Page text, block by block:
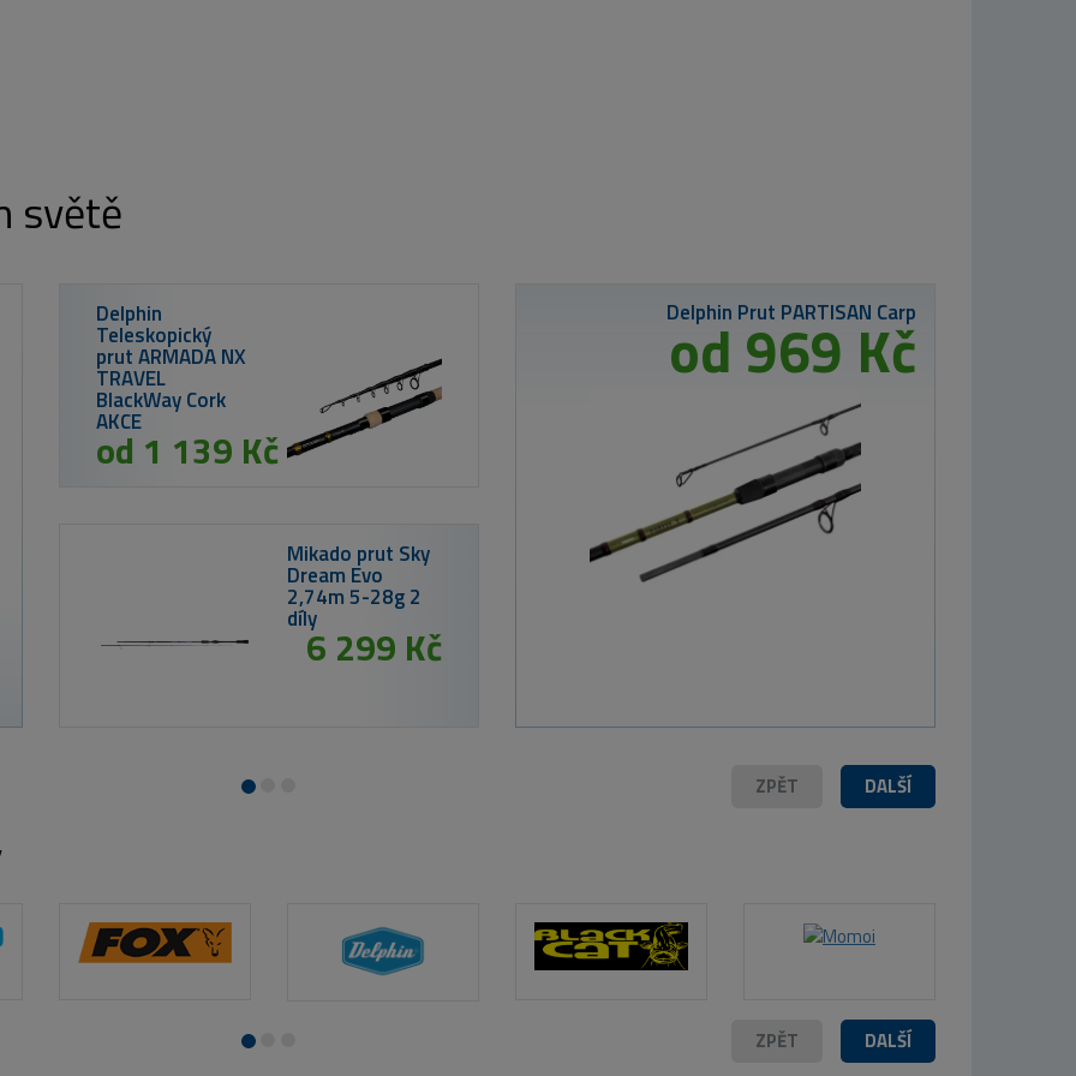
světě
Nikl Plovoucí
boilies Corn
od 189 Kč
LT BAITS Top
Crab Boilies 5kg
349 Kč
Nikl Criticals boilie Calanus & Krill 250ml
od 259 Kč
DALŠÍ
ZPĚT
DALŠÍ
ZPĚT